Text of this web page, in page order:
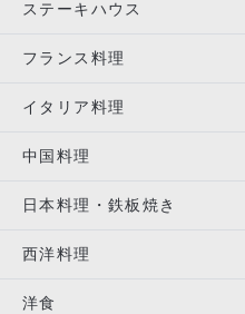
ステーキハウス
フランス料理
イタリア料理
中国料理
日本料理・鉄板焼き
西洋料理
洋食